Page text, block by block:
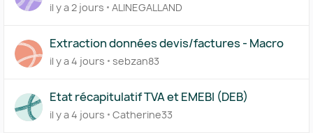
il y a 2 jours
ALINEGALLAND
Extraction données devis/factures - Macro
il y a 4 jours sebzan83
Etat récapitulatif TVA et EMEBI (DEB)
il y a 4 jours Catherine33